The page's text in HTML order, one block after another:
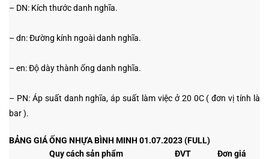
– DN: Kích thước danh nghĩa.
– dn: Đường kính ngoài danh nghĩa.
– en: Độ dày thành ống danh nghĩa.
– PN: Áp suất danh nghĩa, áp suất làm việc ở 20 0C ( đơn vị tính là
bar ).
BẢNG GIÁ ỐNG NHỰA BÌNH MINH 01.07.2023 (FULL)
Quy cách sản phẩm
ĐVT
Đơn giá